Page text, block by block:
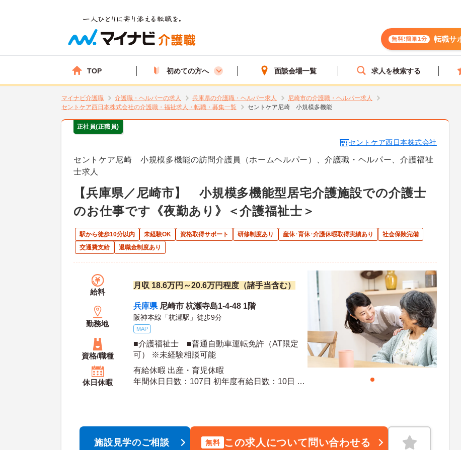
無料!簡単1分 転職サ
TOP 初めての方へ 面談会場一覧 求人を検索する
マイナビ介護職 介護職・ヘルパーの求人 兵庫県の介護職・ヘルパー求人
尼崎市の介護職・ヘルパー求人
セントケア西日本株式会社の介護職・福祉求人・転職・募集一覧
セントケア尼崎 小規模多機能
正社員(正職員)
セントケア西日本株式会社
セントケア尼崎 小規模多機能の訪問介護員（ホームヘルパー）、介護職・ヘルパー、介護福祉
士求人
【兵庫県／尼崎市】 小規模多機能型居宅介護施設での介護士
のお仕事です《夜勤あり》＜介護福祉士＞
駅から徒歩10分以内 未経験OK 資格取得サポート 研修制度あり 産休･育休･介護休暇取得実績あり
社会保険完備
交通費支給
退職金制度あり
給料
月収 18.6万円～20.6万円程度（諸手当含む）
勤務地
兵庫県 尼崎市 杭瀬寺島1-4-48 1階
阪神本線「杭瀬駅」徒歩9分
MAP
資格/職種
■介護福祉士 ■普通自動車運転免許（AT限定
可） ※未経験相談可能
休日休暇
有給休暇 出産・育児休暇
年間休日日数：107日 初年度有給日数：10日 最
施設見学のご相談 無料 この求人について問い合わせる